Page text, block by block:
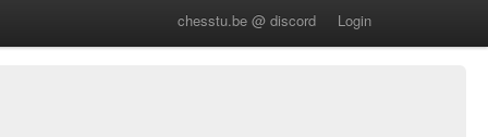
chesstu.be @ discord Login